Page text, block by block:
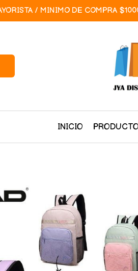
/ MINIMO DE COMPRA
INICIO